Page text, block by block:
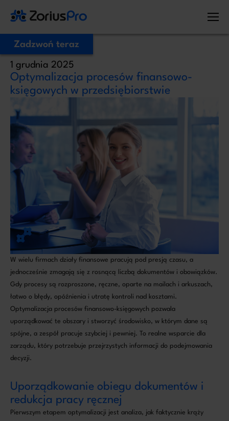
Zostaw Swój numer telefonu,
zadzwonimy niezwłocznie!
Proszę o kontakt
Administratorem Twoich danych osobowych jest ZoriusPro Sp. z o.o. Dane
podane w formularzu przetwarzamy w celu obsługi Twojej wiadomości i
kontaktu w związku z jej treścią. Podstawą przetwarzania jest art. 6 ust. 1 lit. b
RODO, gdy Twoje zapytanie dotyczy oferty lub zawarcia umowy, albo art. 6
ust. 1 lit. f RODO, gdy kontakt dotyczy innej sprawy. Więcej informacji o
zasadach przetwarzania danych znajdziesz w
Zadzwoń teraz
1 grudnia 2025
Optymalizacja procesów finansowo-
księgowych w przedsiębiorstwie
W wielu firmach działy finansowe pracują pod presją czasu, a
jednocześnie zmagają się z rosnącą liczbą dokumentów i obowiązków.
Gdy procesy są rozproszone, ręczne, oparte na mailach i arkuszach,
łatwo o błędy, opóźnienia i utratę kontroli nad kosztami.
Optymalizacja procesów finansowo-księgowych pozwala
uporządkować te obszary i stworzyć środowisko, w którym dane są
spójne, a zespół pracuje szybciej i pewniej. To realne wsparcie dla
zarządu, który potrzebuje przejrzystych informacji do podejmowania
decyzji.
Uporządkowanie obiegu dokumentów i
redukcja pracy ręcznej
Pierwszym etapem optymalizacji jest analiza, jak faktycznie krąży